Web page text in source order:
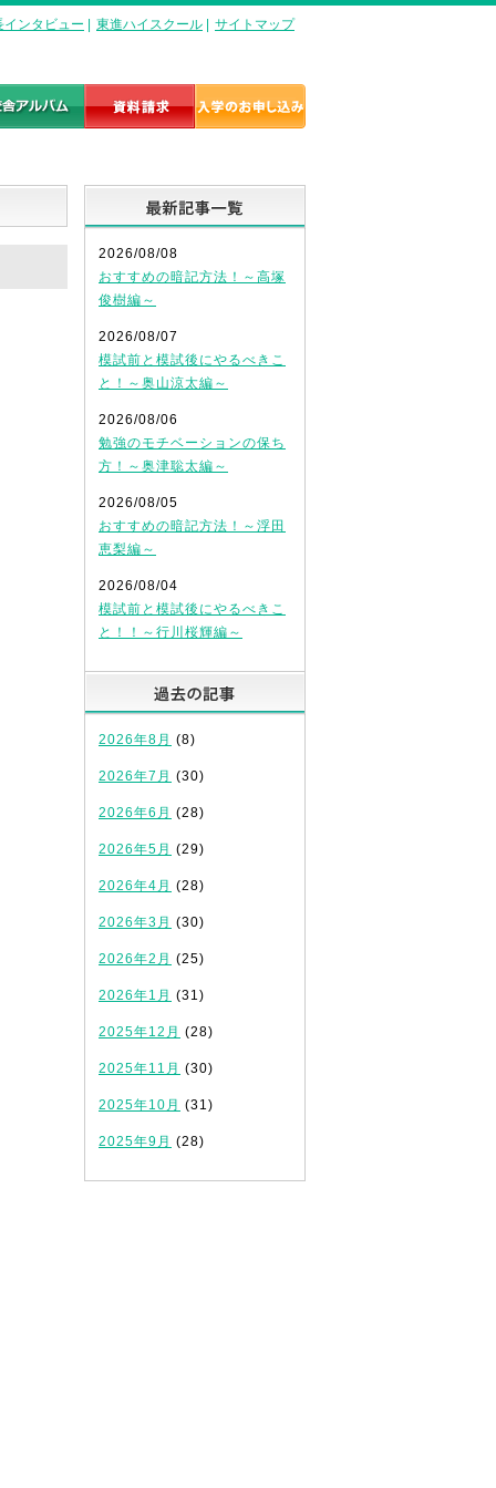
インタビュー 東進ハイスクール サイトマップ
2026/08/08
おすすめの暗記方法！～高塚
俊樹編～
2026/08/07
模試前と模試後にやるべきこ
と！～奥山涼太編～
2026/08/06
勉強のモチベーションの保ち
方！～奥津聡太編～
2026/08/05
おすすめの暗記方法！～浮田
恵梨編～
2026/08/04
模試前と模試後にやるべきこ
と！！～行川桜輝編～
2026年8月 (8)
2026年7月 (30)
2026年6月 (28)
2026年5月 (29)
2026年4月 (28)
2026年3月 (30)
2026年2月 (25)
2026年1月 (31)
2025年12月 (28)
2025年11月 (30)
2025年10月 (31)
2025年9月 (28)